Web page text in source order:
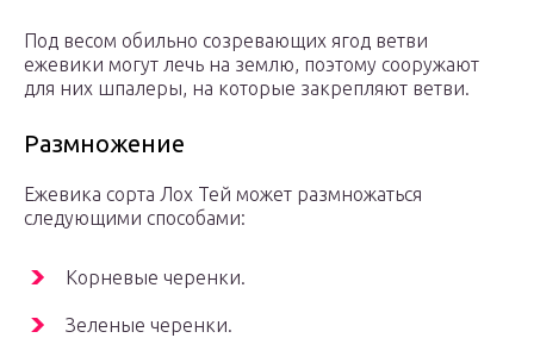
Под весом обильно созревающих ягод ветви
ежевики могут лечь на землю, поэтому сооружают
для них шпалеры, на которые закрепляют ветви.
Размножение
Ежевика сорта Лох Тей может размножаться
следующими способами:
Корневые черенки.
Зеленые черенки.